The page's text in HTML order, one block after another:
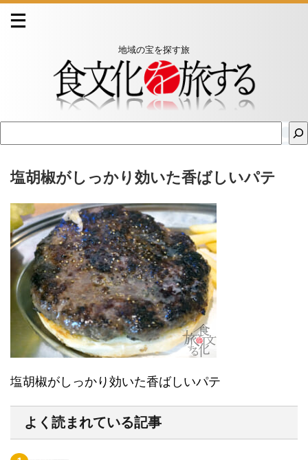
地域の宝を探す旅
塩胡椒がしっかり効いた香ばしいパテ
塩胡椒がしっかり効いた香ばしいパテ
よく読まれている記事